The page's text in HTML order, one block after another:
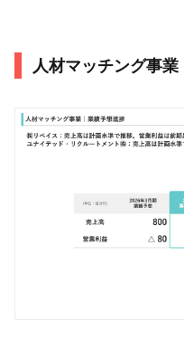
人材マッチング事